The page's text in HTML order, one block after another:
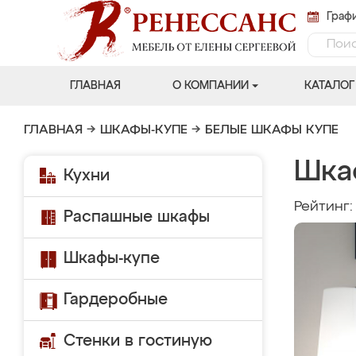
ГЛАВНАЯ О КОМПАНИИ КАТАЛОГ
ГЛАВНАЯ → ШКАФЫ-КУПЕ → БЕЛЫЕ ШКАФЫ КУПЕ
Кухни
Распашные шкафы
Шкафы-купе
Гардеробные
Стенки в гостиную
Рейтинг: